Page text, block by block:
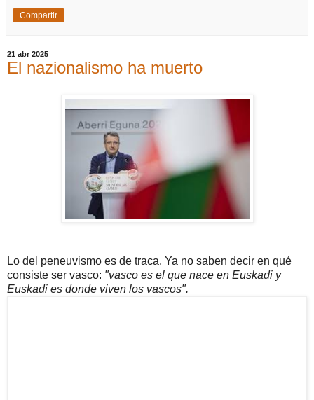
Compartir
21 abr 2025
El nazionalismo ha muerto
Lo del peneuvismo es de traca. Ya no saben decir en qué
consiste ser vasco: "vasco es el que nace en Euskadi y
Euskadi es donde viven los vascos".